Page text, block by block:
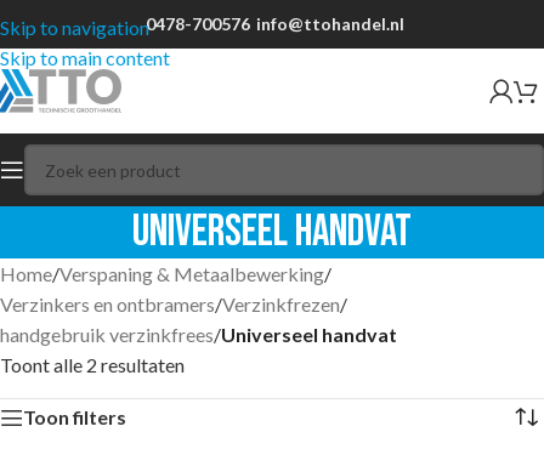
Skip to navigation
Skip to main content
0478-700576 info@ttohandel.nl
Universeel handvat
Home/Verspaning & Metaalbewerking/
Verzinkers en ontbramers/Verzinkfrezen/
handgebruik verzinkfrees/Universeel handvat
Toont alle 2 resultaten
Toon filters